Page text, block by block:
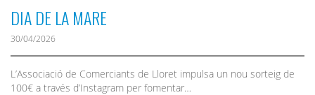
DIA DE LA MARE
30/04/2026
L’Associació de Comerciants de Lloret impulsa un nou sorteig de
100€ a través d’Instagram per fomentar…